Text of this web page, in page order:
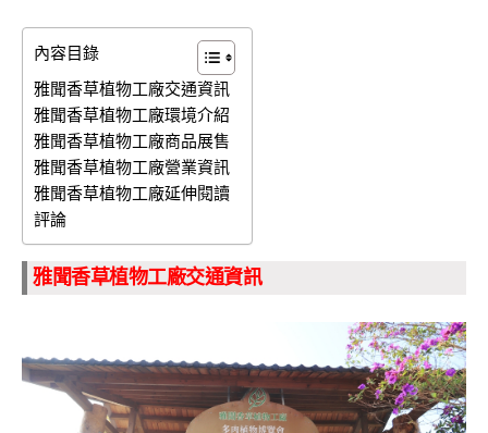
內容目錄
雅聞香草植物工廠交通資訊
雅聞香草植物工廠環境介紹
雅聞香草植物工廠商品展售
雅聞香草植物工廠營業資訊
雅聞香草植物工廠延伸閱讀
評論
雅聞香草植物工廠交通資訊